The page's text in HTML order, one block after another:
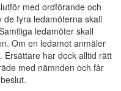
med ordförande och
fyra ledamöterna skall
ledamöter skall
Om en ledamot anmäler
Ersättare har dock alltid rätt
med nämnden och får